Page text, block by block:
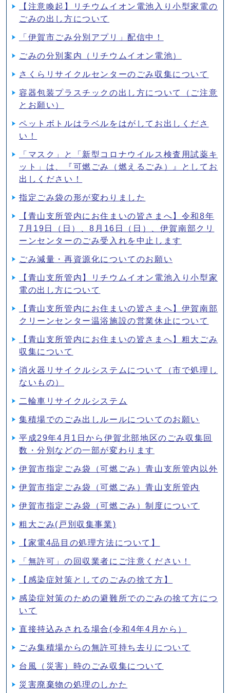
【注意喚起】リチウムイオン電池入り小型家電の
ごみの出し方について
「伊賀市ごみ分別アプリ」配信中！
ごみの分別案内（リチウムイオン電池）
さくらリサイクルセンターのごみ収集について
容器包装プラスチックの出し方について（ご注意
とお願い）
ペットボトルはラベルをはがしてお出しくださ
い！
「マスク」と「新型コロナウイルス検査用試薬キ
ット」は、『可燃ごみ（燃えるごみ）』としてお
出しください！
指定ごみ袋の形が変わりました
【青山支所管内にお住まいの皆さまへ】令和8年
7月19日（日）、8月16日（日）、伊賀南部クリ
ーンセンターのごみ受入れを中止します
ごみ減量・再資源化についてのお願い
【青山支所管内】リチウムイオン電池入り小型家
電の出し方について
【青山支所管内にお住まいの皆さまへ】伊賀南部
クリーンセンター温浴施設の営業休止について
【青山支所管内にお住まいの皆さまへ】粗大ごみ
収集について
消火器リサイクルシステムについて（市で処理し
ないもの）
二輪車リサイクルシステム
集積場でのごみ出しルールについてのお願い
平成29年4月1日から伊賀北部地区のごみ収集回
数・分別などの一部が変わります
伊賀市指定ごみ袋（可燃ごみ）青山支所管内以外
伊賀市指定ごみ袋（可燃ごみ）青山支所管内
伊賀市指定ごみ袋（可燃ごみ）制度について
粗大ごみ(戸別収集事業)
【家電4品目の処理方法について】
「無許可」の回収業者にご注意ください！
【感染症対策としてのごみの捨て方】
感染症対策のための避難所でのごみの捨て方につ
いて
直接持込みされる場合(令和4年4月から）
ごみ集積場からの無許可持ち去りについて
台風（災害）時のごみ収集について
災害廃棄物の処理のしかた